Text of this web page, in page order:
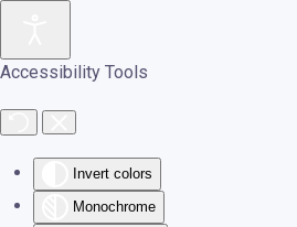
Accessibility Tools
Invert colors
Monochrome
Skip to main content